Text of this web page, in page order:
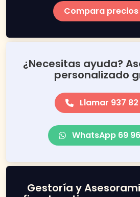
Compara
¿Necesitas ayuda?
personalizado
Llamar 937
WhatsApp 69
Gestoría y